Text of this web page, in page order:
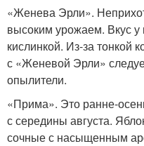
«Женева Эрли».
высоким урожаем. Вкус
кислинкой. Из-за тонкой
с «Женевой Эрли»
опылители.
«Прима». Это ранне-
с середины августа.
сочные с насыщенным